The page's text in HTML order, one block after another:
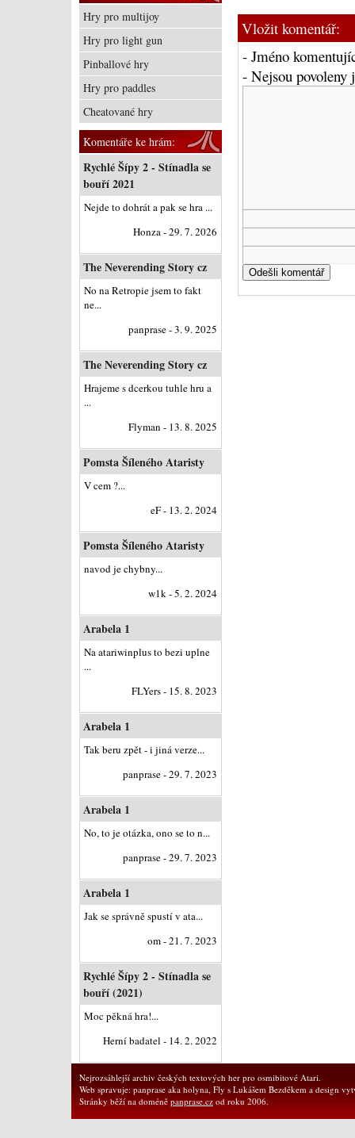
Vložit komentář:
- Jméno
- Nejsou
Hry pro multijoy
Hry pro light gun
Pinballové hry
Hry pro paddles
Cheatované hry
Komentáře ke hrám:
Rychlé Šípy 2 - Stínadla se
bouří 2021
Nejde to dohrát a pak se hra ...
Honza - 29. 7. 2026
The Neverending Story cz
No na Retropie jsem to fakt
ne...
panprase - 3. 9. 2025
The Neverending Story cz
Hrajeme s dcerkou tuhle hru a
...
Flyman - 13. 8. 2025
Pomsta Šíleného Ataristy
V cem ?...
eF - 13. 2. 2024
Pomsta Šíleného Ataristy
navod je chybny...
w1k - 5. 2. 2024
Arabela 1
Na atariwinplus to bezi uplne
...
FLYers - 15. 8. 2023
Arabela 1
Tak beru zpět - i jiná verze...
panprase - 29. 7. 2023
Arabela 1
No, to je otázka, ono se to n...
panprase - 29. 7. 2023
Arabela 1
Jak se správně spustí v ata...
om - 21. 7. 2023
Rychlé Šípy 2 - Stínadla se
bouří (2021)
Moc pěkná hra!...
Herní badatel - 14. 2. 2022
Nejrozsáhlejší archiv českých textových her pro osmibitové Atari.
Web spravuje: panprase aka holyna, Fly s Lukášem Bezděkem a design
Stránky běží na doméně panprase.cz od roku 2006.